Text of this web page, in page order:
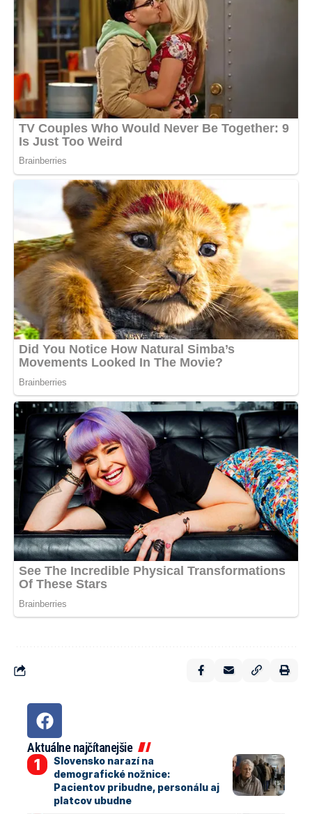
Aktuálne najčítanejšie
Slovensko narazí na
demografické nožnice:
Pacientov pribudne, personálu aj
platcov ubudne